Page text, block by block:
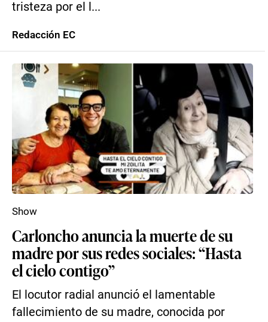
tristeza por el l...
Redacción EC
Carloncho anuncia la muerte de su
madre por sus redes sociales: “Hasta
el cielo contigo”
El locutor radial anunció el lamentable
fallecimiento de su madre, conocida por
Show